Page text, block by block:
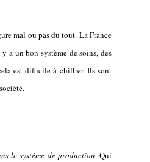
mal ou pas du tout. La France
a un bon système de soins, des
est difficile à chiffrer. Ils sont
le système de production. Qui